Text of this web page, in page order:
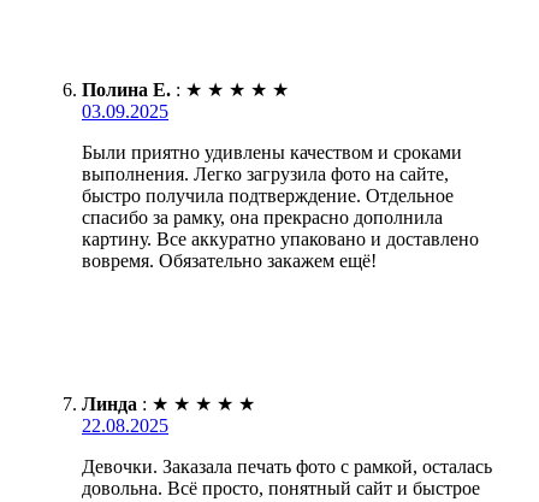
Полина Е. : ★ ★ ★ ★ ★
03.09.2025
Были приятно удивлены качеством и сроками
выполнения. Легко загрузила фото на сайте,
быстро получила подтверждение. Отдельное
спасибо за рамку, она прекрасно дополнила
картину. Все аккуратно упаковано и доставлено
вовремя. Обязательно закажем ещё!
Линда : ★ ★ ★ ★ ★
22.08.2025
Девочки. Заказала печать фото с рамкой, осталась
довольна. Всё просто, понятный сайт и быстрое